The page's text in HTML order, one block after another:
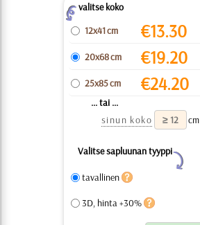
Zvalitse koko
12x41 cm
€13.30
20x68 cm €19.20
25x85 cm €24.20
... tai ...
sinun koko
cm
Valitse sapluunan tyyppi
Y
tavallinen
3D, hinta +30%